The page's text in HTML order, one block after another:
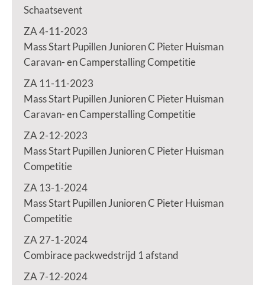
Schaatsevent
ZA 4-11-2023
Mass Start Pupillen Junioren C Pieter Huisman
Caravan- en Camperstalling Competitie
ZA 11-11-2023
Mass Start Pupillen Junioren C Pieter Huisman
Caravan- en Camperstalling Competitie
ZA 2-12-2023
Mass Start Pupillen Junioren C Pieter Huisman
Competitie
ZA 13-1-2024
Mass Start Pupillen Junioren C Pieter Huisman
Competitie
ZA 27-1-2024
Combirace packwedstrijd 1 afstand
ZA 7-12-2024